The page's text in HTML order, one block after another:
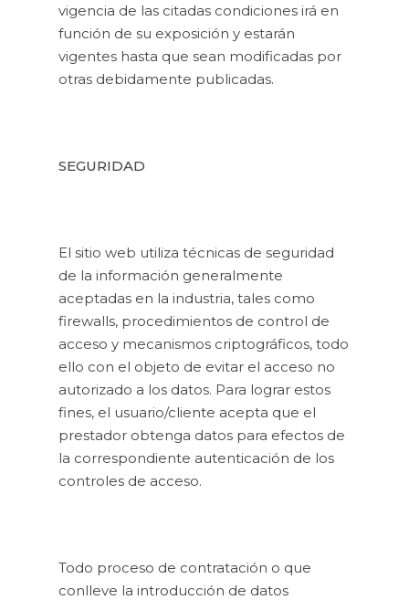
vigencia de las citadas condiciones irá en
función de su exposición y estarán
vigentes hasta que sean modificadas por
otras debidamente publicadas.
SEGURIDAD
El sitio web utiliza técnicas de seguridad
de la información generalmente
aceptadas en la industria, tales como
firewalls, procedimientos de control de
acceso y mecanismos criptográficos, todo
ello con el objeto de evitar el acceso no
autorizado a los datos. Para lograr estos
fines, el usuario/cliente acepta que el
prestador obtenga datos para efectos de
la correspondiente autenticación de los
controles de acceso.
Todo proceso de contratación o que
conlleve la introducción de datos